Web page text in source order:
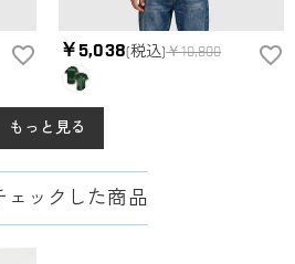
￥5,038(税込)￥10,800
もっと見る
ェックした商品